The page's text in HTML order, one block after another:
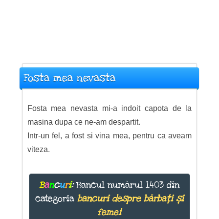
Fosta mea nevasta
Fosta mea nevasta mi-a indoit capota de la
masina dupa ce ne-am despartit.
Intr-un fel, a fost si vina mea, pentru ca aveam
viteza.
Bancuri:Bancul numărul 1403 din
categoria bancuri despre bărbați și
femei